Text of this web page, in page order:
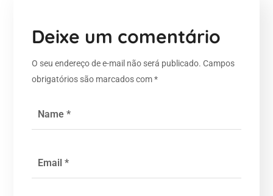
Deixe um comentário
O seu endereço de e-mail não será publicado. Campos
obrigatórios são marcados com*